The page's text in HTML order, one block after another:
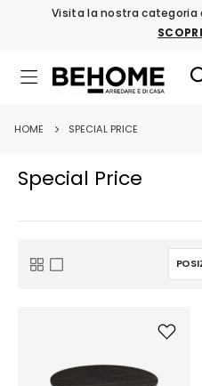
Visita la nostra categoria
Toggle
Nav
HOME SPECIAL PRICE
Special Price
Mostra